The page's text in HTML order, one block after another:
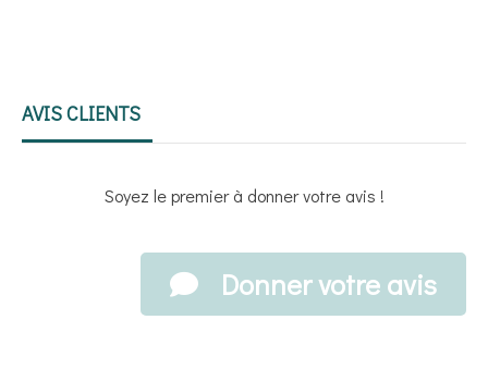
AVIS CLIENTS
Soyez le premier à donner votre avis !
Donner votre avis